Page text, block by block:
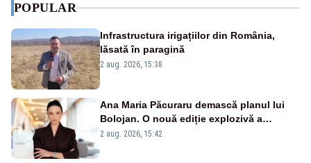
POPULAR
Infrastructura irigațiilor din România,
lăsată în paragină
2 aug. 2026, 15:38
Ana Maria Păcuraru demască planul lui
Bolojan. O nouă ediție explozivă a
emisiunii „Miza Zilei” la Realitatea PLUS
2 aug. 2026, 15:42